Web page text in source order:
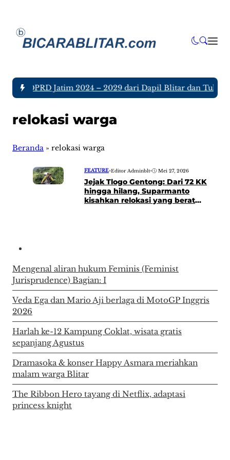
DPRD Jatim 2024 – 2029 dari Dapil Blitar dan
relokasi warga
Beranda » relokasi warga
FEATURE•Editor Adminblt• Mei 27, 2026
Jejak Tlogo Gentong: Dari 72 KK
hingga hilang, Suparmanto
kisahkan relokasi yang berat
Mengenal aliran hukum Feminis (Feminist
Jurisprudence) Bagian: I
Veda Ega dan Mario Aji berlaga di MotoGP Inggris
2026
Harlah ke-12 Kampung Coklat, wisata gratis
sepanjang Agustus
Dramasoka & konser Happy Asmara meriahkan
malam warga Blitar
The Ribbon Hero tayang di Netflix, adaptasi
princess knight